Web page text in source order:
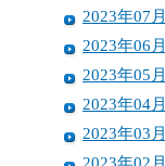
2023年07月
2023年06月
2023年05月
2023年04月
2023年03月
2023年02月